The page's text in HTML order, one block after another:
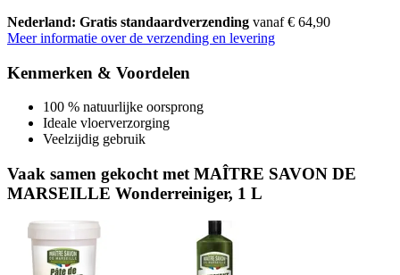
Nederland: Gratis standaardverzending vanaf € 64,90
Meer informatie over de verzending en levering
Kenmerken & Voordelen
100 % natuurlijke oorsprong
Ideale vloerverzorging
Veelzijdig gebruik
Vaak samen gekocht met MAÎTRE SAVON DE
MARSEILLE Wonderreiniger, 1 L